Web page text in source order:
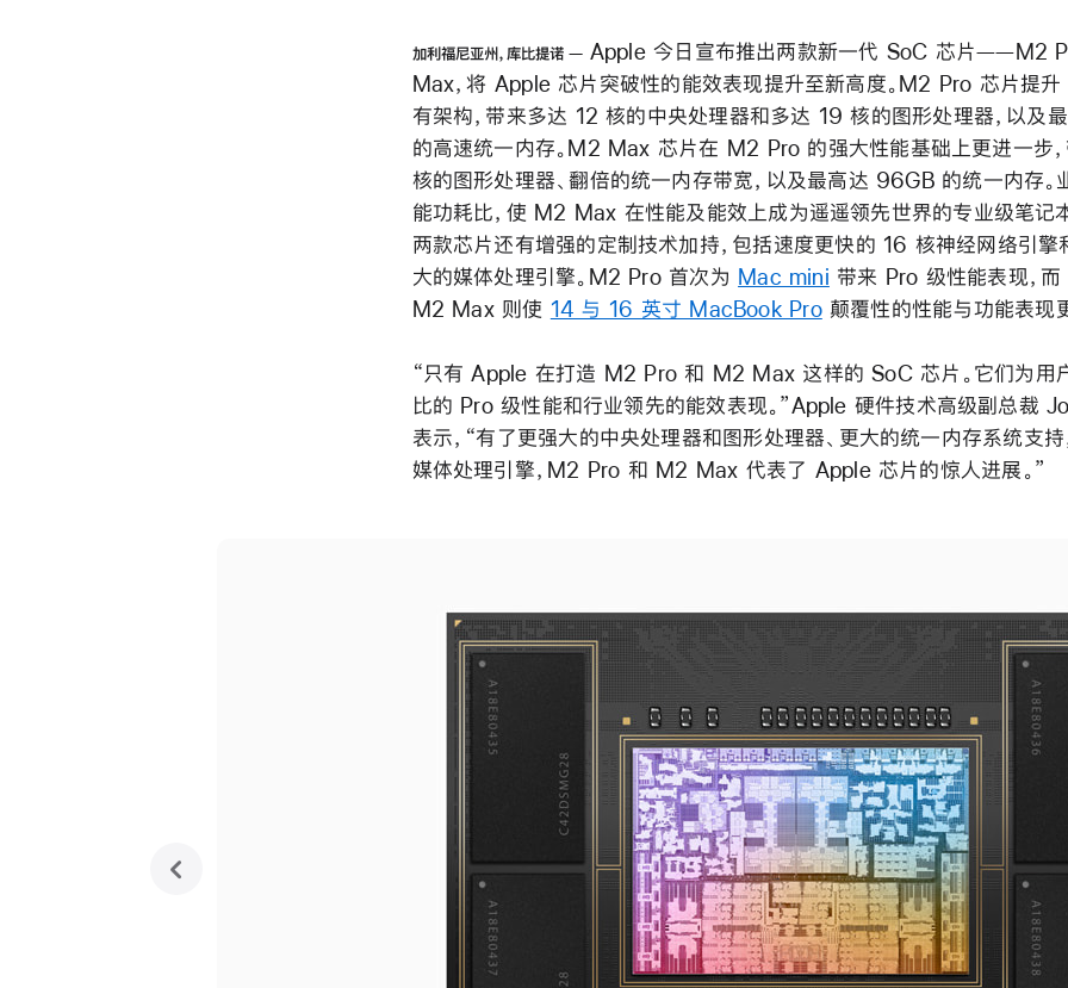
加利福尼亚州，库比提诺
Apple 今日宣布推出两款新一代 SoC 芯片——M2
Max，将 Apple 芯片突破性的能效表现提升至新高度。M2 Pro 芯片提
有架构，带来多达 12 核的中央处理器和多达 19 核的图形处理器，以及
的高速统一内存。M2 Max 芯片在 M2 Pro 的强大性能基础上更进一步
核的图形处理器、翻倍的统一内存带宽，以及最高达 96GB 的统一内存。
能功耗比，使 M2 Max 在性能及能效上成为遥遥领先世界的专业级笔记
两款芯片还有增强的定制技术加持，包括速度更快的 16 核神经网络引
大的媒体处理引擎。M2 Pro 首次为 Mac mini 带来 Pro 级性能表现，
M2 Max 则使 14 与 16 英寸 MacBook Pro颠覆性的性能与功能表现
“只有 Apple 在打造 M2 Pro 和 M2 Max 这样的 SoC 芯片。它们为用
比的 Pro 级性能和行业领先的能效表现。”Apple 硬件技术高级副总裁
表示，“有了更强大的中央处理器和图形处理器、更大的统一内存系统支持
媒体处理引擎，M2 Pro 和 M2 Max 代表了 Apple 芯片的惊人进展。”
previous